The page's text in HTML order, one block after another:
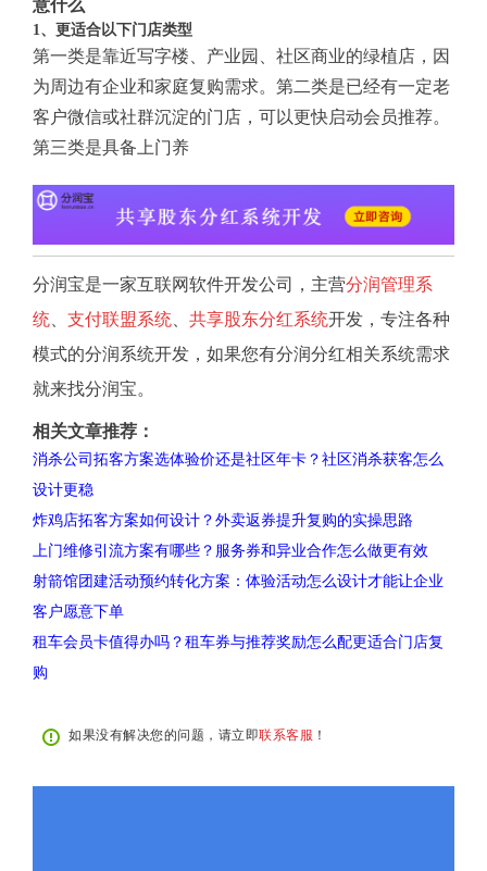
意什么
1、更适合以下门店类型
第一类是靠近写字楼、产业园、社区商业的绿植店，因
为周边有企业和家庭复购需求。第二类是已经有一定老
客户微信或社群沉淀的门店，可以更快启动会员推荐。
第三类是具备上门养
分润宝是一家互联网软件开发公司，主营分润管理系
统
支付联盟系统 共享股东分红系统开发，专注各种
模式的分润系统开发，如果您有分润分红相关系统需求
就来找分润宝。
相关文章推荐：
消杀公司拓客方案选体验价还是社区年卡？社区消杀获客怎么
设计更稳
炸鸡店拓客方案如何设计？外卖返券提升复购的实操思路
上门维修引流方案有哪些？服务券和异业合作怎么做更有效
射箭馆团建活动预约转化方案：体验活动怎么设计才能让企业
客户愿意下单
租车会员卡值得办吗？租车券与推荐奖励怎么配更适合门店复
购
如果没有解决您的问题，请立即联系客服 ！